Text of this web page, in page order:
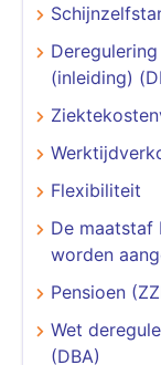
(inleiding)
Flexibiliteit
De maatstaf
worden
Pensioen
Wet
(DBA)